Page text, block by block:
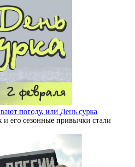
погоду, или День сурка
его сезонные привычки стали